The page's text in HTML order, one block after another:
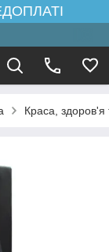
Краса, здоров'я